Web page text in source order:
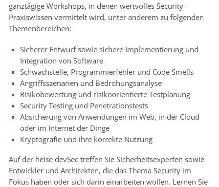
ganztägige Workshops, in denen wertvolles Security-
Praxiswissen vermittelt wird, unter anderem zu folgenden
Themenbereichen:
Sicherer Entwurf sowie sichere Implementierung und
Integration von Software
Schwachstelle, Programmierfehler und Code Smells
Angriffsszenarien und Bedrohungsanalyse
Risikobewertung und risikoorientierte Testplanung
Security Testing und Penetrationstests
Absicherung von Anwendungen im Web, in der Cloud
oder im Internet der Dinge
Kryptografie und ihre korrekte Nutzung
Auf der heise devSec treffen Sie Sicherheitsexperten sowie
Entwickler und Architekten, die das Thema Security im
Fokus haben oder sich darin einarbeiten wollen. Lernen Sie